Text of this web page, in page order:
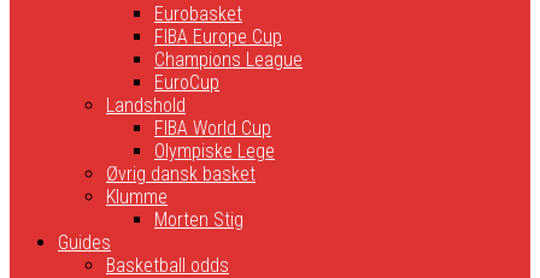
Eurobasket
FIBA Europe Cup
Champions League
EuroCup
Landshold
FIBA World Cup
Olympiske Lege
Øvrig dansk basket
Klumme
Morten Stig
Guides
Basketball odds